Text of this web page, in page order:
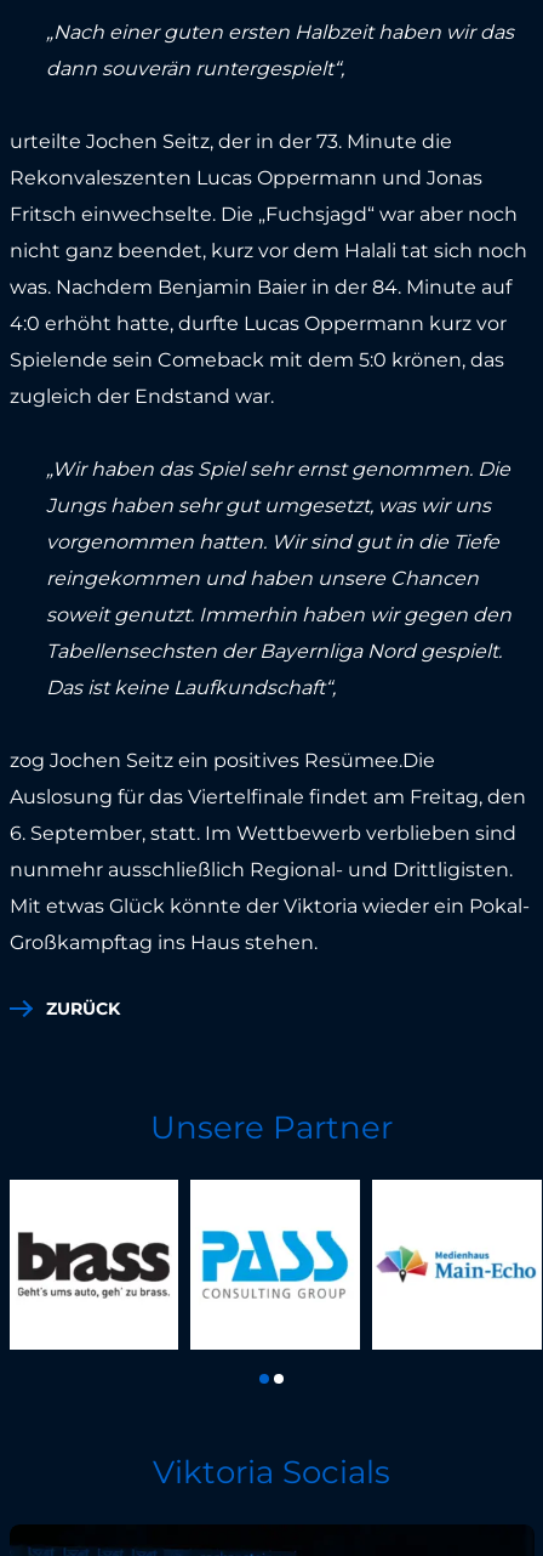
„Nach einer guten ersten Halbzeit haben wir das
dann souverän runtergespielt“,
urteilte Jochen Seitz, der in der 73. Minute die
Rekonvaleszenten Lucas Oppermann und Jonas
Fritsch einwechselte. Die „Fuchsjagd“ war aber noch
nicht ganz beendet, kurz vor dem Halali tat sich noch
was. Nachdem Benjamin Baier in der 84. Minute auf
4:0 erhöht hatte, durfte Lucas Oppermann kurz vor
Spielende sein Comeback mit dem 5:0 krönen, das
zugleich der Endstand war.
„Wir haben das Spiel sehr ernst genommen. Die
Jungs haben sehr gut umgesetzt, was wir uns
vorgenommen hatten. Wir sind gut in die Tiefe
reingekommen und haben unsere Chancen
soweit genutzt. Immerhin haben wir gegen den
Tabellensechsten der Bayernliga Nord gespielt.
Das ist keine Laufkundschaft“,
zog Jochen Seitz ein positives Resümee.Die
Auslosung für das Viertelfinale findet am Freitag, den
6. September, statt. Im Wettbewerb verblieben sind
nunmehr ausschließlich Regional- und Drittligisten.
Mit etwas Glück könnte der Viktoria wieder ein Pokal-
Großkampftag ins Haus stehen.
ZURÜCK
Unsere Partner
Viktoria Socials